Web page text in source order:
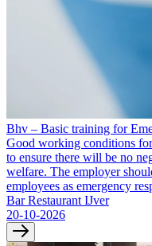
Bhv – Basic training for
Good working conditions
to ensure there will be no
welfare. The employer
employees as emergency
Bar Restaurant IJver
20-10-2026